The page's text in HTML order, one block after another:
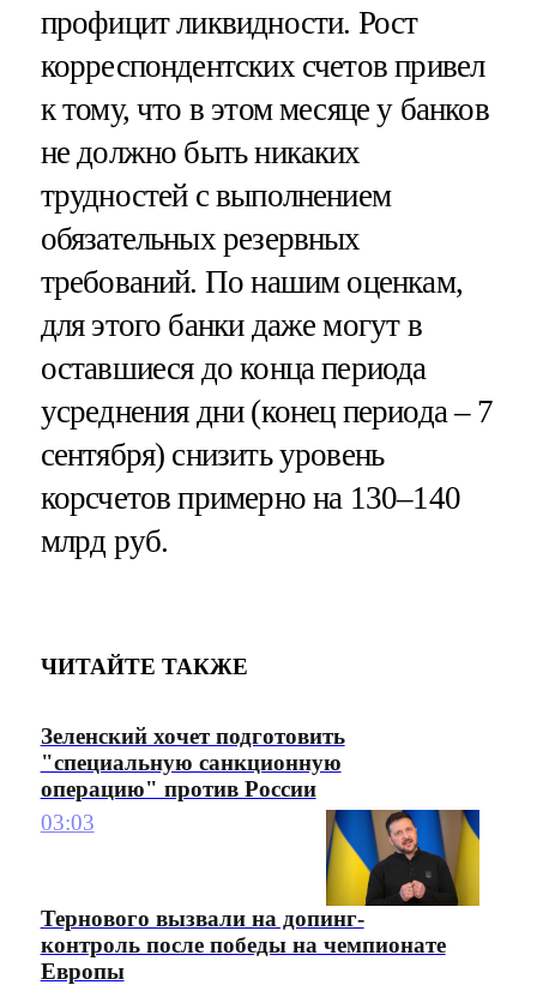
профицит ликвидности. Рост
корреспондентских счетов привел
к тому, что в этом месяце у банков
не должно быть никаких
трудностей с выполнением
обязательных резервных
требований. По нашим оценкам,
для этого банки даже могут в
оставшиеся до конца периода
усреднения дни (конец периода – 7
сентября) снизить уровень
корсчетов примерно на 130–140
млрд руб.
ЧИТАЙТЕ ТАКЖЕ
Зеленский хочет подготовить
"специальную санкционную
операцию" против России
03:03
Тернового вызвали на допинг-
контроль после победы на чемпионате
Европы